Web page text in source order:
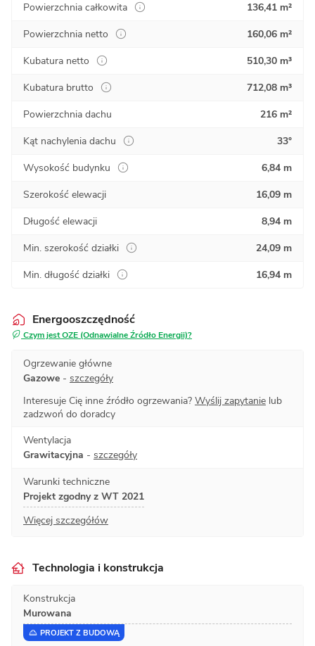
Powierzchnia całkowita
136,41 m²
Powierzchnia netto
160,06 m²
Kubatura netto
510,30 m³
Kubatura brutto
712,08 m³
Powierzchnia dachu
216 m²
Kąt nachylenia dachu
33°
Wysokość budynku
6,84 m
Szerokość elewacji
16,09 m
Długość elewacji
8,94 m
Min. szerokość działki
24,09 m
Min. długość działki
16,94 m
Energooszczędność
Czym jest OZE (Odnawialne Źródło Energii)?
Ogrzewanie główne
Gazowe - szczegóły
Interesuje Cię inne źródło ogrzewania? Wyślij zapytanie lub
zadzwoń do doradcy
Wentylacja
Grawitacyjna - szczegóły
Warunki techniczne
Projekt zgodny z WT 2021
Więcej szczegółów
Technologia i konstrukcja
Konstrukcja
Murowana
PROJEKT Z BUDOWĄ